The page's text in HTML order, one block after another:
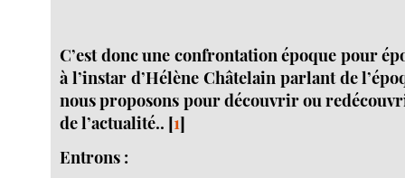
C’est donc une confrontation époque pour
à l’instar d’Hélène Châtelain parlant de
nous proposons pour découvrir ou
de l’actualité.. [1]
Entrons :